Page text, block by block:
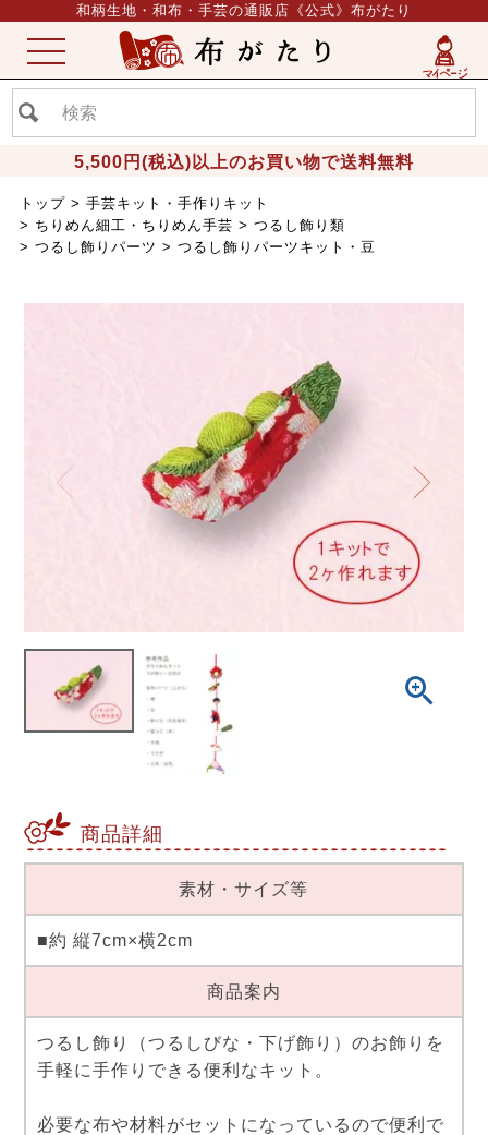
和柄生地・和布・手芸の通販店《公式》布がたり
5,500円(税込)以上のお買い物で送料無料
ME
NU
トップ
手芸キット・手作りキット
ちりめん細工・ちりめん手芸
つるし飾り類
つるし飾りパーツ
つるし飾りパーツキット・豆
商品詳細
素材・サイズ等
■約 縦7cm×横2cm
商品案内
つるし飾り（つるしびな・下げ飾り）のお飾りを
手軽に手作りできる便利なキット。
必要な布や材料がセットになっているので便利で